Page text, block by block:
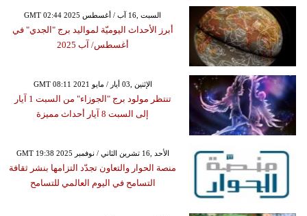
GMT 02:44 2025 السبت ,16 آب / أغسطس
أبرز الأحداث اليوميّة لمواليد برج "الجدي" في
أغسطس/ آب 2025
GMT 08:11 2021 الإثنين ,03 أيار / مايو
تنتظر مولود برج "الجوزاء" من السبت 1 آيار
إلى السبت 8 آيار أحداث مميزة
GMT 19:38 2025 الأحد ,16 تشرين الثاني / نوفمبر
منصة الحوار والتعاون تجدّد التزامها بنشر ثقافة
التسامح في اليوم العالمي للتسامح